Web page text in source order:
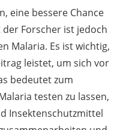
eine bessere Chance
Forscher ist jedoch
Malaria. Es ist wichtig,
leistet, um sich vor
bedeutet zum
testen zu lassen,
Insektenschutzmittel